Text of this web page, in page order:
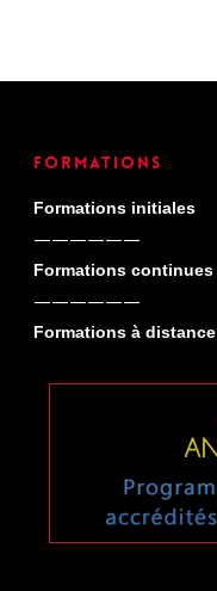
Formations
Formations initiales
——————
Formations continues
——————
Formations à distance